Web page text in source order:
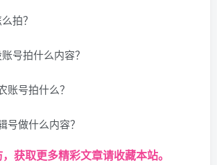
拍？
号拍什么内容？
账号拍什么？
号做什么内容？
获取更多精彩文章请收藏本站。